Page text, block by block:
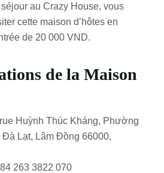
au Crazy House, vous
cette maison d’hôtes en
de 20 000 VND.
de la Maison
Huỳnh Thúc Kháng, Phường
Đà Lạt, Lâm Đồng 66000,
263 3822 070